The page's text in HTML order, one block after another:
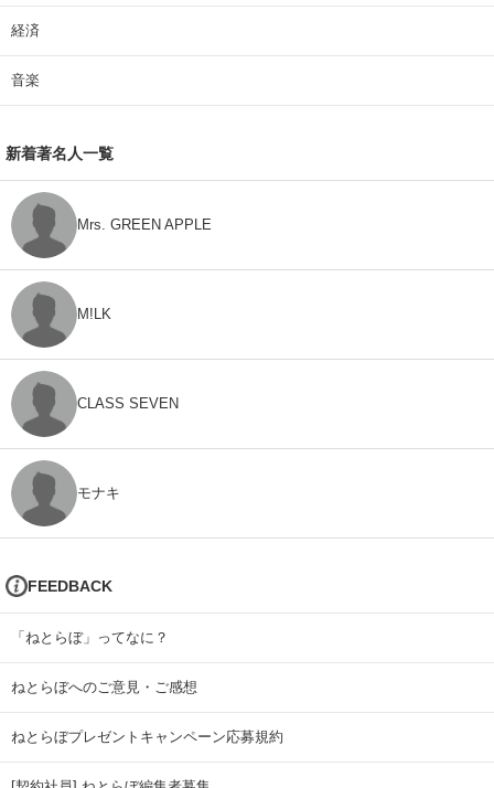
経済
音楽
新着著名人一覧
Mrs. GREEN APPLE
M!LK
CLASS SEVEN
モナキ
FEEDBACK
「ねとらぼ」ってなに？
ねとらぼへのご意見・ご感想
ねとらぼプレゼントキャンペーン応募規約